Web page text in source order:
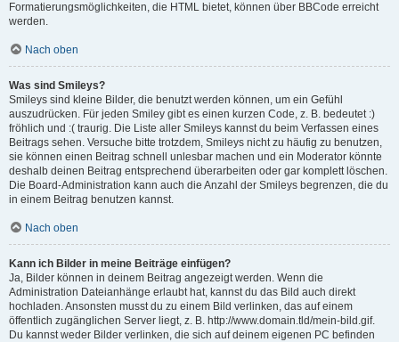
Formatierungsmöglichkeiten, die HTML bietet, können über BBCode erreicht
werden.
Nach oben
Was sind Smileys?
Smileys sind kleine Bilder, die benutzt werden können, um ein Gefühl
auszudrücken. Für jeden Smiley gibt es einen kurzen Code, z. B. bedeutet :)
fröhlich und :( traurig. Die Liste aller Smileys kannst du beim Verfassen eines
Beitrags sehen. Versuche bitte trotzdem, Smileys nicht zu häufig zu benutzen,
sie können einen Beitrag schnell unlesbar machen und ein Moderator könnte
deshalb deinen Beitrag entsprechend überarbeiten oder gar komplett löschen.
Die Board-Administration kann auch die Anzahl der Smileys begrenzen, die du
in einem Beitrag benutzen kannst.
Nach oben
Kann ich Bilder in meine Beiträge einfügen?
Ja, Bilder können in deinem Beitrag angezeigt werden. Wenn die
Administration Dateianhänge erlaubt hat, kannst du das Bild auch direkt
hochladen. Ansonsten musst du zu einem Bild verlinken, das auf einem
öffentlich zugänglichen Server liegt, z. B. http://www.domain.tld/mein-bild.gif.
Du kannst weder Bilder verlinken, die sich auf deinem eigenen PC befinden